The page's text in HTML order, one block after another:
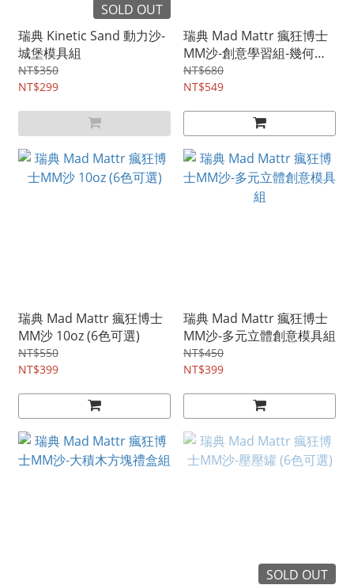
SOLD OUT
瑞典 Kinetic Sand 動力沙-
城堡模具組
NT$350
NT$299
瑞典 Mad Mattr 瘋狂博士
MM沙-創意學習組-幾何動
物
NT$680
NT$549
瑞典 Mad Mattr 瘋狂博士
MM沙 10oz (6色可選)
NT$550
NT$399
瑞典 Mad Mattr 瘋狂博士
MM沙-多元立體創意模具組
NT$450
NT$399
SOLD OUT